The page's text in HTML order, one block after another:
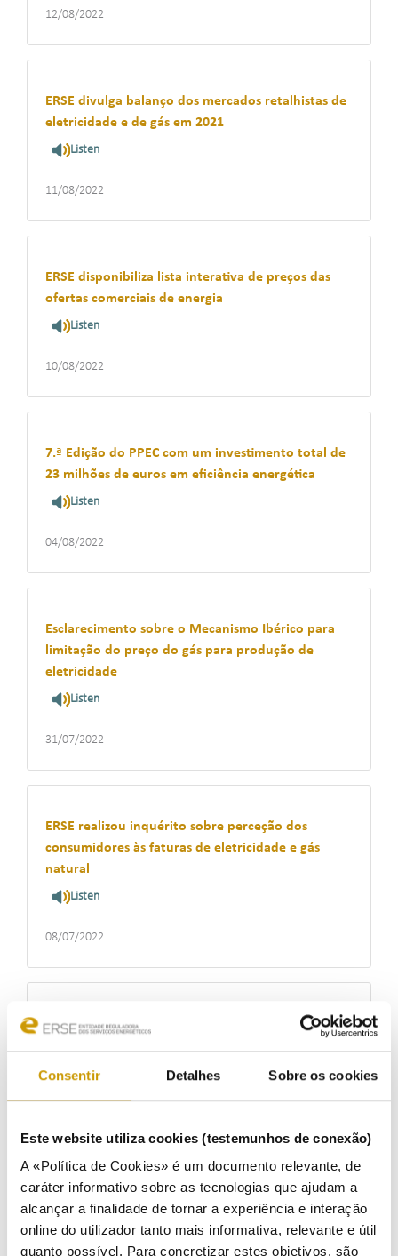
Consentir Detalhes Sobre os cookies
Este website utiliza cookies (testemunhos de conexão)
A «Política de Cookies» é um documento relevante, de
caráter informativo sobre as tecnologias que ajudam a
alcançar a finalidade de tornar a experiência e interação
online do utilizador tanto mais informativa, relevante e útil
quanto possível. Para concretizar estes objetivos, são
12/08/2022
ERSE divulga balanço dos mercados retalhistas de
eletricidade e de gás em 2021
Listen
11/08/2022
ERSE disponibiliza lista interativa de preços das
ofertas comerciais de energia
Listen
10/08/2022
7.ª Edição do PPEC com um investimento total de
23 milhões de euros em eficiência energética
Listen
04/08/2022
Esclarecimento sobre o Mecanismo Ibérico para
limitação do preço do gás para produção de
eletricidade
Listen
31/07/2022
ERSE realizou inquérito sobre perceção dos
consumidores às faturas de eletricidade e gás
natural
Listen
08/07/2022
Tarifas de eletricidade no mercado regulado
Listen
pela prática de 19 infrações
Listen